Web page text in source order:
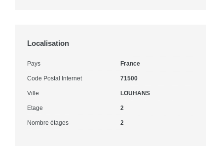
Localisation
Pays France
Code Postal Internet 71500
Ville LOUHANS
Etage 2
Nombre étages 2